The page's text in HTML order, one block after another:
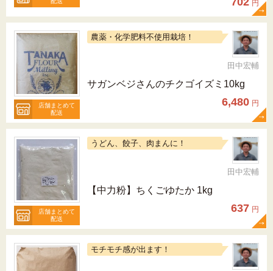
円
店舗まとめて
配送
農薬・化学肥料不使用栽培！
田中宏輔
サガンベジさんのチクゴイズミ10kg
6,480 円
店舗まとめて
配送
うどん、餃子、肉まんに！
田中宏輔
【中力粉】ちくごゆたか 1kg
637 円
モチモチ感が出ます！